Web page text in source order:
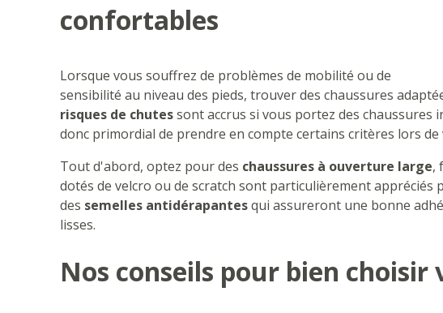
confortables
Lorsque vous souffrez de problèmes de mobilité ou de
sensibilité au niveau des pieds, trouver des chaussures
risques de chutessont accrus si vous portez des chaussures
donc primordial de prendre en compte certains critères lors de
Tout d'abord, optez pour des chaussures à ouverture large,
dotés de velcro ou de scratch sont particulièrement appréciés
des semelles antidérapantesqui assureront une bonne
lisses.
Nos conseils pour bien choisir